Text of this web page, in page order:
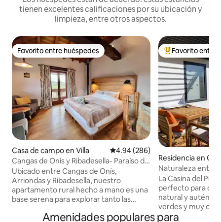
tienen excelentes calificaciones por su ubicación y
limpieza, entre otros aspectos.
Favorito entre huéspedes
Favorito entre huéspedes
Casa de campo en Villa Calificación promedio: 4.94 de
4.94 (286)
Cangas de Onis y Ribadesella- Paraíso de
Montaña
Ubicado entre Cangas de Onís,
Arriondas y Ribadesella, nuestro
apartamento rural hecho a mano es una
base serena para explorar tanto las
amantes de la naturaleza, los
De los mejores
Favorito entre
Residencia en
Naturaleza entre
casina del Prau
La Casina del
perfecto para
natural y
verdes y muy
amantes del
Amenidades populares para